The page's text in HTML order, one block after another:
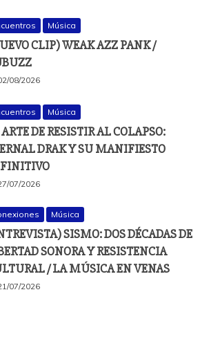
Música
CLIP) WEAK AZZ PANK /
08/2026
Música
DE RESISTIR AL COLAPSO:
DRAK Y SU MANIFIESTO
07/2026
Música
SISMO: DOS DÉCADAS DE
SONORA Y RESISTENCIA
/ LA MÚSICA EN VENAS
07/2026